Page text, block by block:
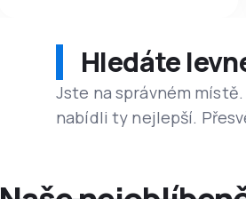
Hledáte
Jste na správném
nabídli ty nejlepší.